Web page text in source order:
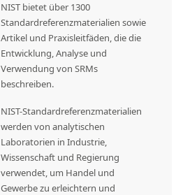
NIST bietet über 1300
Standardreferenzmaterialien sowie
Artikel und Praxisleitfäden, die die
Entwicklung, Analyse und
Verwendung von SRMs
beschreiben.
NIST-Standardreferenzmaterialien
werden von analytischen
Laboratorien in Industrie,
Wissenschaft und Regierung
verwendet, um Handel und
Gewerbe zu erleichtern und